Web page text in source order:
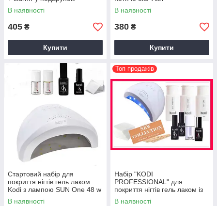
В наявності
405 ₴
Купити
В наявності
380 ₴
Купити
Стартовий набір для
покриття нігтів гель лаком
Kodi з лампою SUN One 48 w
"№31"
В наявності
Топ продажів
Набір "KODI
PROFESSIONAL" для
покриття нігтів гель лаком із
лампою 36 Вт KM-818
В наявності